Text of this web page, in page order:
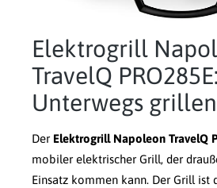
Elektrogrill
TravelQ PRO285E:
Unterwegs grillen
Der Elektrogrill Napoleon TravelQ
mobiler elektrischer Grill, der
Einsatz kommen kann. Der Grill ist